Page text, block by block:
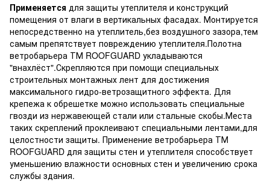
Применяется для защиты утеплителя и конструкций
помещения от влаги в вертикальных фасадах. Монтируется
непосредственно на утеплитель,без воздушного зазора,тем
самым препятствует повреждению утеплителя.Полотна
ветробарьера ТМ ROOFGUARD укладываются
"внахлёст".Скрепляются при помощи специальных
строительных монтажных лент для достижения
максимального гидро-ветрозащитного эффекта. Для
крепежа к обрешетке можно использовать специальные
гвозди из нержавеющей стали или стальные скобы.Места
таких скреплений проклеивают специальными лентами,для
целостности защиты. Применение ветробарьера ТМ
ROOFGUARD для защиты стен и утеплителя способствует
уменьшению влажности основных стен и увеличению срока
службы здания.